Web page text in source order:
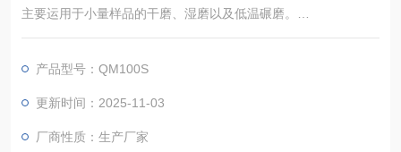
主要运用于小量样品的干磨、湿磨以及低温碾磨。
它能在几秒钟内就可以达到混合、均化粉末和悬浮物的目的。此
0以其*的性能和高超的灵活度而成为实验室的*的仪器。
?可重复实验，在几秒钟之内可靠完成研磨、混合和样品均样化
产品型号：QM100S
更新时间：2025-11-03
厂商性质：生产厂家